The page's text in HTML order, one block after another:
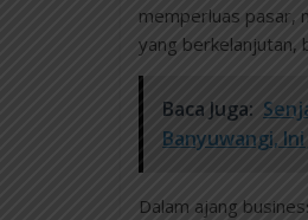
memperluas pasar,
yang berkelanjutan,
Baca Juga:
Banyuwangi, Ini
Dalam ajang